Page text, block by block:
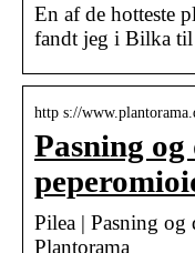
En af de hotteste
fandt jeg i Bilka
http s://
Pasning
Pilea | Pasning og
Plantorama